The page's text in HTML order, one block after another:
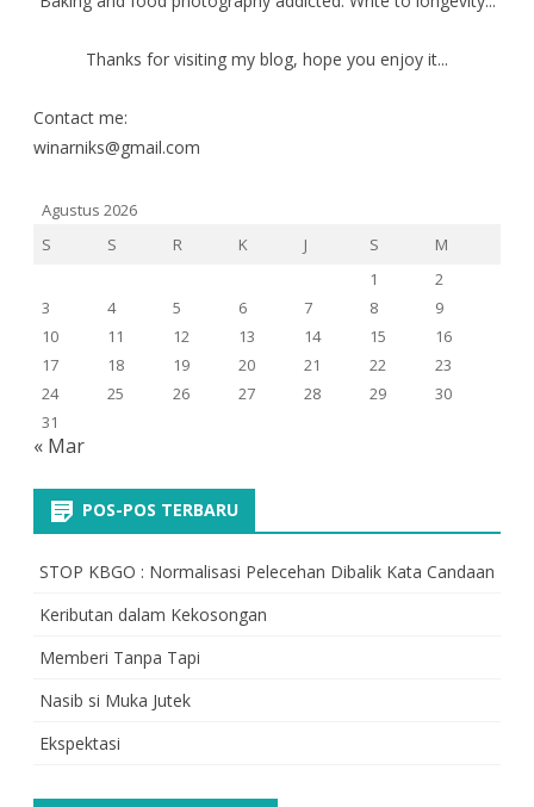
Thanks for visiting my blog, hope you enjoy it...
Contact me:
winarniks@gmail.com
Agustus 2026
S
S R K J S
M
1
2
3
4 5 6 7 8
9
10
11 12 13 14 15
16
17
18 19 20 21 22
23
24
25 26 27 28 29
30
31
« Mar
POS-POS TERBARU
STOP KBGO : Normalisasi Pelecehan Dibalik Kata Candaan
Keributan dalam Kekosongan
Memberi Tanpa Tapi
Nasib si Muka Jutek
Ekspektasi